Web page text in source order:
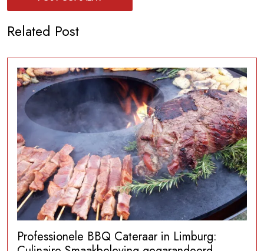
Related Post
Professionele BBQ Cateraar in Limburg: